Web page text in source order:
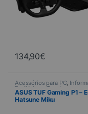
134,90€
Acessórios para PC,
Periféricos,Tapete
ASUS TUF Gaming P1 –
Hatsune Miku